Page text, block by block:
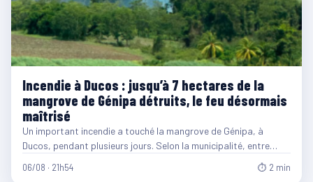
Incendie à Ducos : jusqu’à 7 hectares de la
mangrove de Génipa détruits, le feu désormais
maîtrisé
Un important incendie a touché la mangrove de Génipa, à
Ducos, pendant plusieurs jours. Selon la municipalité, entre…
06/08 · 21h54 ⏱ 2 min